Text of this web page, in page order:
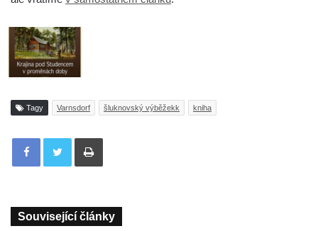
Tagy Varnsdorf šluknovský výběžekk kniha
Tisknout
Související články